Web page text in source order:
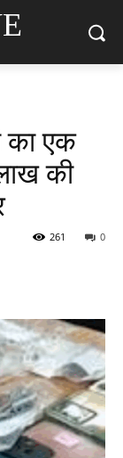
का एक
की
0
261